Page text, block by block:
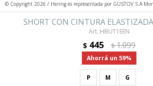
SHORT CON CINTURA
HBUT1EEN
$ 445 $1.099
59
P M G
© Copyright 2026 / Hering es representada por GUSTOV S.A